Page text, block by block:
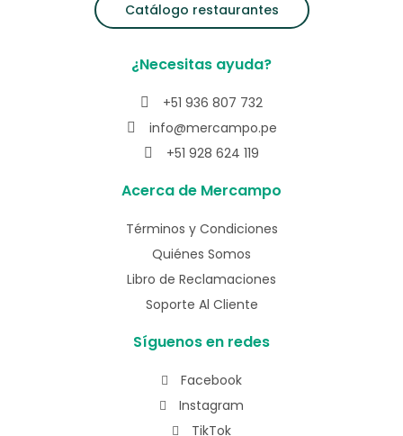
Catálogo restaurantes
¿Necesitas ayuda?
+51 936 807 732
info@mercampo.pe
+51 928 624 119
Acerca de Mercampo
Términos y Condiciones
Quiénes Somos
Libro de Reclamaciones
Soporte Al Cliente
Síguenos en redes
Facebook
Instagram
TikTok